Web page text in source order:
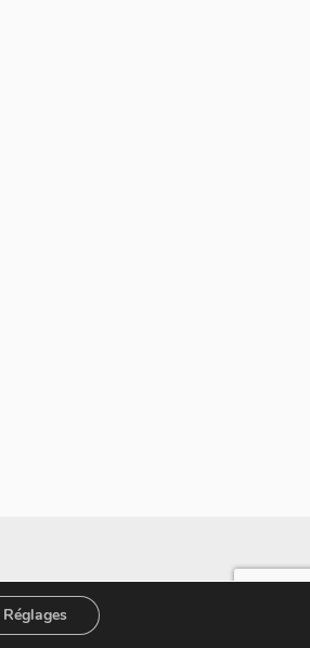
Réglages